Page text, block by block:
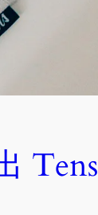
Tens